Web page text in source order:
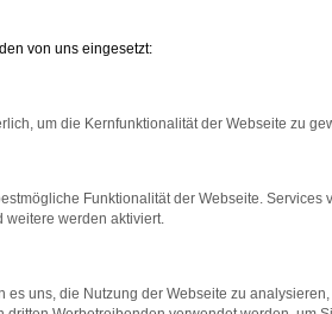
von uns eingesetzt:
um die Kernfunktionalität der Webseite zu
Funktionalität der Webseite. Services
weitere werden aktiviert.
es uns, die Nutzung der Webseite zu